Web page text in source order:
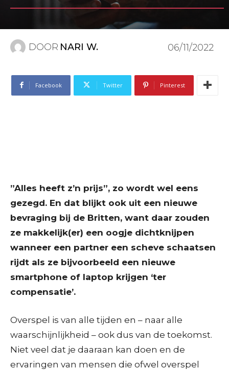
DOOR NARI W. 06/11/2022
Facebook Twitter Pinterest
”Alles heeft z’n prijs”, zo wordt wel eens
gezegd. En dat blijkt ook uit een nieuwe
bevraging bij de Britten, want daar zouden
ze makkelijk(er) een oogje dichtknijpen
wanneer een partner een scheve schaatsen
rijdt als ze bijvoorbeeld een nieuwe
smartphone of laptop krijgen ‘ter
compensatie’.
Overspel is van alle tijden en – naar alle
waarschijnlijkheid – ook dus van de toekomst.
Niet veel dat je daaraan kan doen en de
ervaringen van mensen die ofwel overspel